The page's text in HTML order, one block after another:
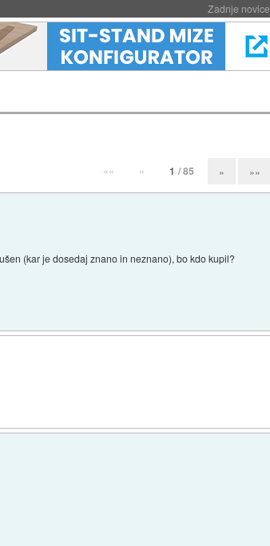
Zadnje novice
«« « 1 / 85 » »»
(kar je dosedaj znano in neznano), bo kdo kupil?